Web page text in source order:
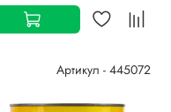
Артикул - 445072